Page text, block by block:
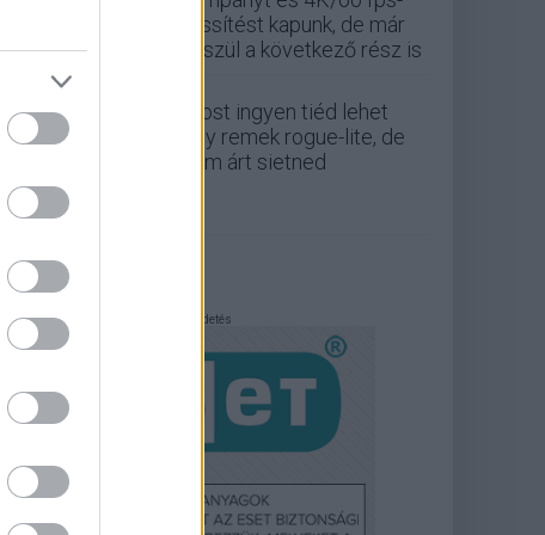
frissítést kapunk, de már
készül a következő rész is
Most ingyen tiéd lehet
egy remek rogue-lite, de
nem árt sietned
Hirdetés